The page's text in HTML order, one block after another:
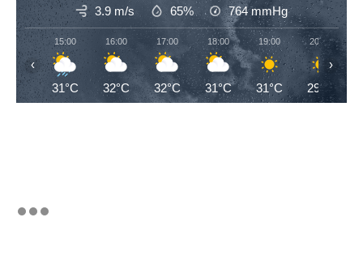
3.9 m/s 65% 764mmHg
15:00
31°C
16:00
32°C
17:00
32°C
18:00
31°C
19:00
31°C
20:00
29°C
‹ ›